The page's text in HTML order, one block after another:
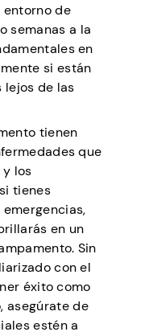
entorno de
semanas a la
en
si están
lejos de las
tienen
que
los
tienes
en un
Sin
con el
éxito como
asegúrate de
estén a